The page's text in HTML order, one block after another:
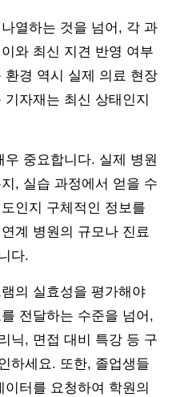
열하는 것을 넘어, 각 과
와 최신 지견 반영 여부
경 역시 실제 의료 현장
자재는 최신 상태인지
중요합니다. 실제 병원
, 실습 과정에서 얻을 수
인지 구체적인 정보를
계 병원의 규모나 진료
다.
의 실효성을 평가해야
전달하는 수준을 넘어,
닉, 면접 대비 특강 등 구
하세요. 또한, 졸업생들
터를 요청하여 학원의